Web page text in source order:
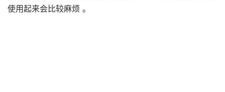
使用起来会比较麻烦 。